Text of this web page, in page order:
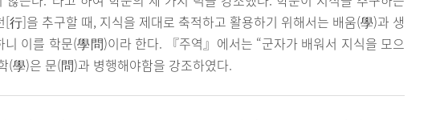
行]을 추구할 때, 지식을 제대로 축적하고 활용하기 위해서는 배움(學)과 생
이를 학문(學問)이라 한다. 『주역』에서는 “군자가 배워서 지식을 모으
(學)은 문(問)과 병행해야함을 강조하였다.